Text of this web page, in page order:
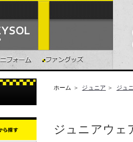
ホーム ＞ ジュニア ＞ ジュ
ジュニアウェ